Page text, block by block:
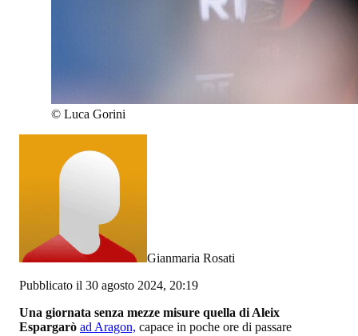
© Luca Gorini
Gianmaria Rosati
Pubblicato il 30 agosto 2024, 20:19
Una giornata senza mezze misure quella di Aleix
Espargarò ad Aragon, capace in poche ore di passare